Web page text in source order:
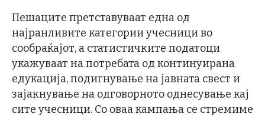
Пешаците претставуваат една од
најранливите категории учесници во
сообраќајот, а статистичките податоци
укажуваат на потребата од континуирана
едукација, подигнување на јавната свест и
зајакнување на одговорното однесување кај
сите учесници. Со оваа кампања се стремиме